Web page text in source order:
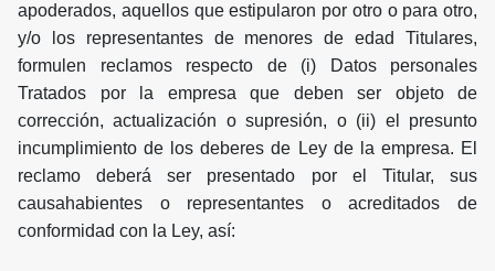
apoderados, aquellos que estipularon por otro o para otro,
y/o los representantes de menores de edad Titulares,
formulen reclamos respecto de (i) Datos personales
Tratados por la empresa que deben ser objeto de
corrección, actualización o supresión, o (ii) el presunto
incumplimiento de los deberes de Ley de la empresa. El
reclamo deberá ser presentado por el Titular, sus
causahabientes o representantes o acreditados de
conformidad con la Ley, así: